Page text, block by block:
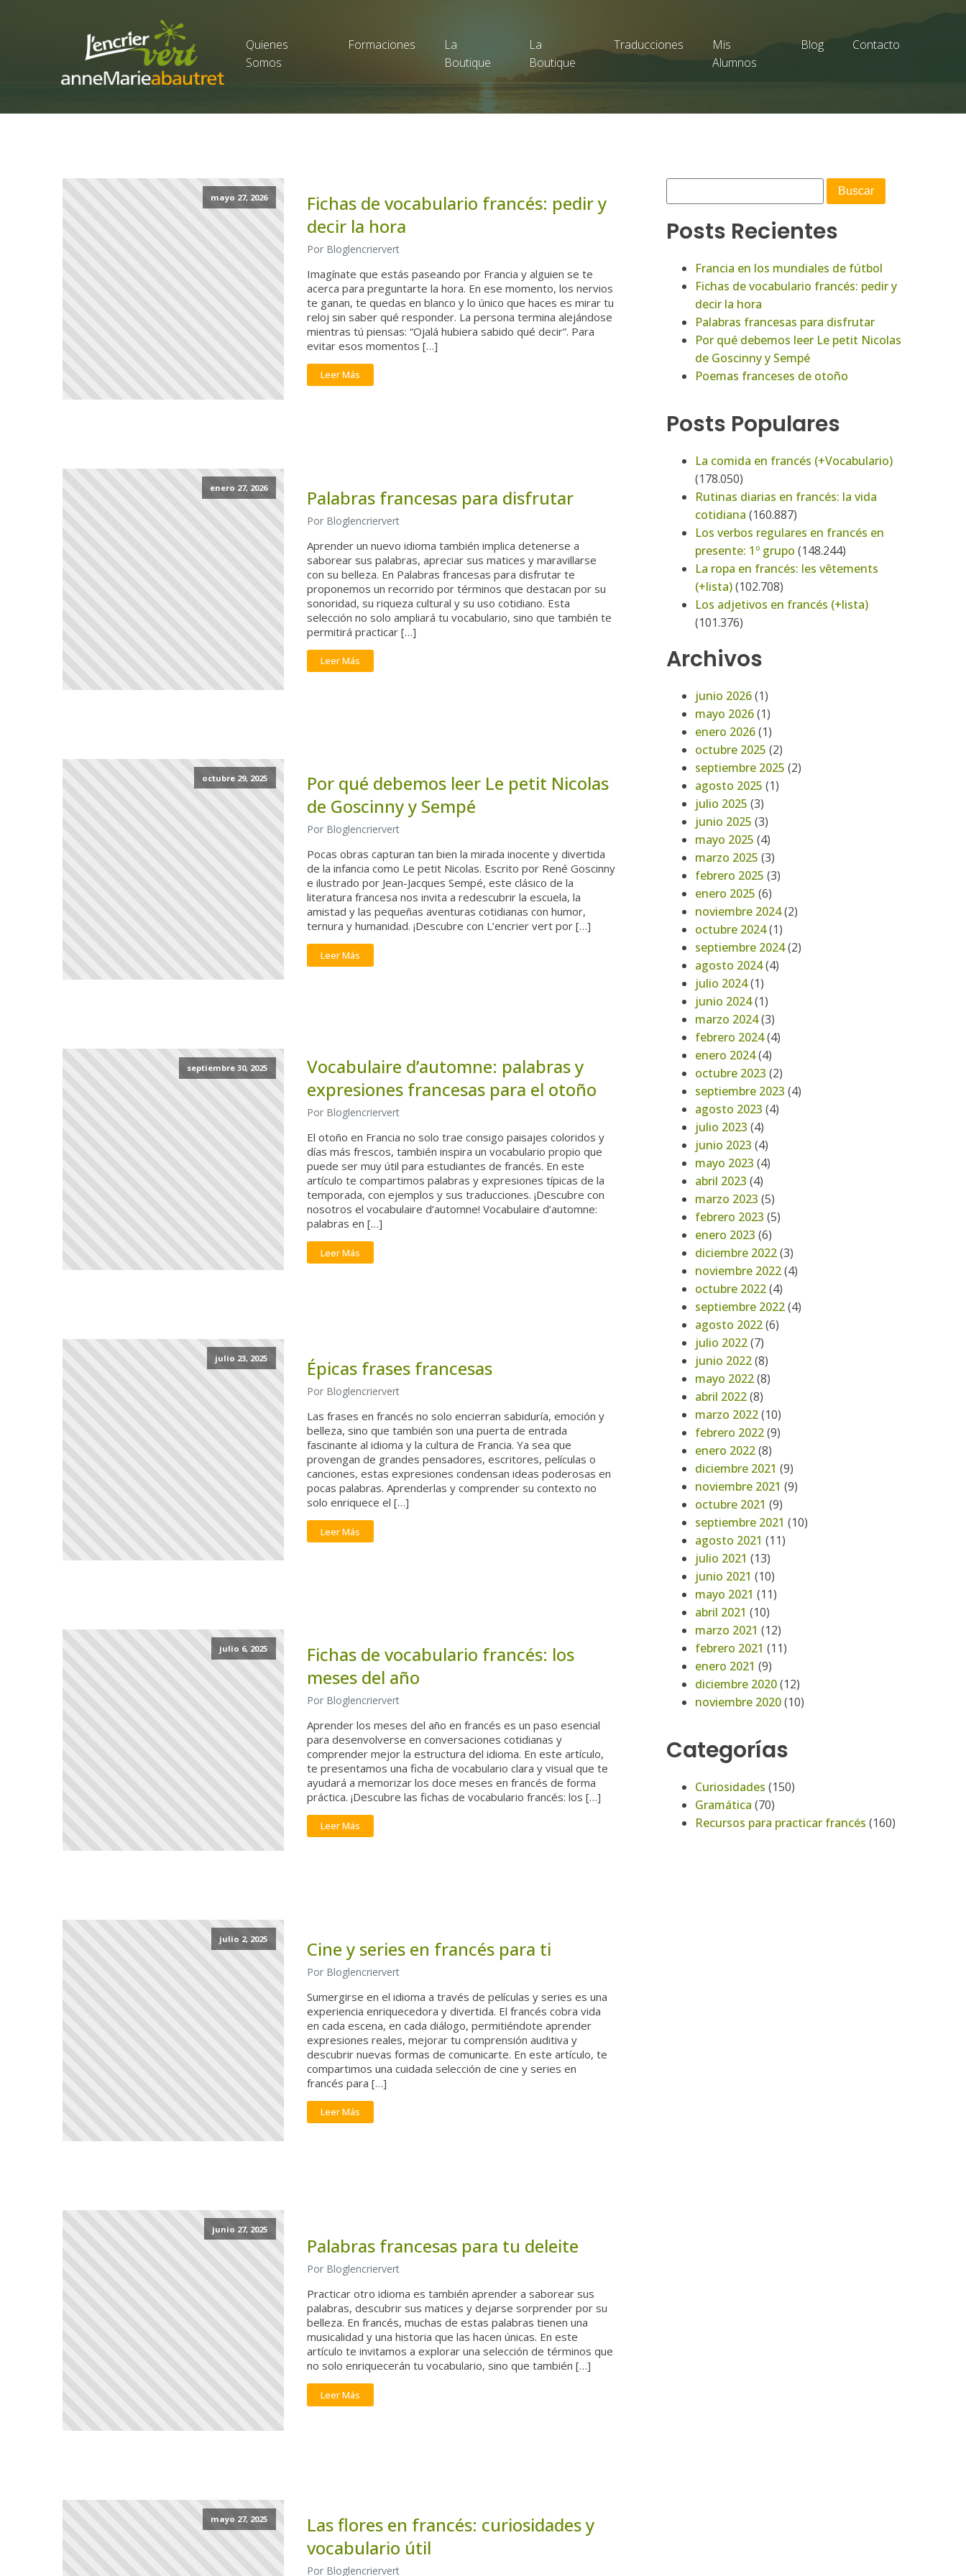
Quienes
Somos
Formaciones
La
Boutique
La
Boutique
Traducciones
Mis
Alumnos
Blog Contacto
mayo 27, 2026
Fichas de vocabulario francés: pedir y
decir la hora
Por Bloglencriervert
Imagínate que estás paseando por Francia y alguien se te
acerca para preguntarte la hora. En ese momento, los nervios
te ganan, te quedas en blanco y lo único que haces es mirar tu
reloj sin saber qué responder. La persona termina alejándose
mientras tú piensas: “Ojalá hubiera sabido qué decir”. Para
evitar esos momentos […]
Leer Más
enero 27, 2026 Palabras francesas para disfrutar
Por Bloglencriervert
Aprender un nuevo idioma también implica detenerse a
saborear sus palabras, apreciar sus matices y maravillarse
con su belleza. En Palabras francesas para disfrutar te
proponemos un recorrido por términos que destacan por su
sonoridad, su riqueza cultural y su uso cotidiano. Esta
selección no solo ampliará tu vocabulario, sino que también te
permitirá practicar […]
Leer Más
octubre 29, 2025
Por qué debemos leer Le petit Nicolas
de Goscinny y Sempé
Por Bloglencriervert
Pocas obras capturan tan bien la mirada inocente y divertida
de la infancia como Le petit Nicolas. Escrito por René Goscinny
e ilustrado por Jean-Jacques Sempé, este clásico de la
literatura francesa nos invita a redescubrir la escuela, la
amistad y las pequeñas aventuras cotidianas con humor,
ternura y humanidad. ¡Descubre con L’encrier vert por […]
Leer Más
septiembre 30, 2025
Vocabulaire d’automne: palabras y
expresiones francesas para el otoño
Por Bloglencriervert
El otoño en Francia no solo trae consigo paisajes coloridos y
días más frescos, también inspira un vocabulario propio que
puede ser muy útil para estudiantes de francés. En este
artículo te compartimos palabras y expresiones típicas de la
temporada, con ejemplos y sus traducciones. ¡Descubre con
nosotros el vocabulaire d’automne! Vocabulaire d’automne:
palabras en […]
Leer Más
julio 23, 2025 Épicas frases francesas
Por Bloglencriervert
Las frases en francés no solo encierran sabiduría, emoción y
belleza, sino que también son una puerta de entrada
fascinante al idioma y la cultura de Francia. Ya sea que
provengan de grandes pensadores, escritores, películas o
canciones, estas expresiones condensan ideas poderosas en
pocas palabras. Aprenderlas y comprender su contexto no
solo enriquece el […]
Leer Más
julio 6, 2025
Fichas de vocabulario francés: los
meses del año
Por Bloglencriervert
Aprender los meses del año en francés es un paso esencial
para desenvolverse en conversaciones cotidianas y
comprender mejor la estructura del idioma. En este artículo,
te presentamos una ficha de vocabulario clara y visual que te
ayudará a memorizar los doce meses en francés de forma
práctica. ¡Descubre las fichas de vocabulario francés: los […]
Leer Más
julio 2, 2025 Cine y series en francés para ti
Por Bloglencriervert
Sumergirse en el idioma a través de películas y series es una
experiencia enriquecedora y divertida. El francés cobra vida
en cada escena, en cada diálogo, permitiéndote aprender
expresiones reales, mejorar tu comprensión auditiva y
descubrir nuevas formas de comunicarte. En este artículo, te
compartimos una cuidada selección de cine y series en
francés para […]
Leer Más
junio 27, 2025
Palabras francesas para tu deleite
Por Bloglencriervert
Practicar otro idioma es también aprender a saborear sus
palabras, descubrir sus matices y dejarse sorprender por su
belleza. En francés, muchas de estas palabras tienen una
musicalidad y una historia que las hacen únicas. En este
artículo te invitamos a explorar una selección de términos que
no solo enriquecerán tu vocabulario, sino que también […]
Leer Más
mayo 27, 2025
Las flores en francés: curiosidades y
vocabulario útil
Por Bloglencriervert
Posts Recientes
Francia en los mundiales de fútbol
Fichas de vocabulario francés: pedir y
decir la hora
Palabras francesas para disfrutar
Por qué debemos leer Le petit Nicolas
de Goscinny y Sempé
Poemas franceses de otoño
Posts Populares
La comida en francés (+Vocabulario)
(178.050)
Rutinas diarias en francés: la vida
cotidiana (160.887)
Los verbos regulares en francés en
presente: 1º grupo (148.244)
La ropa en francés: les vêtements
(+lista)(102.708)
Los adjetivos en francés (+lista)
(101.376)
Archivos
junio 2026(1)
mayo 2026(1)
enero 2026(1)
octubre 2025 (2)
septiembre 2025 (2)
agosto 2025 (1)
julio 2025 (3)
junio 2025 (3)
mayo 2025 (4)
marzo 2025 (3)
febrero 2025 (3)
enero 2025 (6)
noviembre 2024(2)
octubre 2024(1)
septiembre 2024(2)
agosto 2024(4)
julio 2024(1)
junio 2024(1)
marzo 2024(3)
febrero 2024(4)
enero 2024(4)
octubre 2023 (2)
septiembre 2023 (4)
agosto 2023 (4)
julio 2023 (4)
junio 2023 (4)
mayo 2023 (4)
abril 2023 (4)
marzo 2023 (5)
febrero 2023 (5)
enero 2023 (6)
diciembre 2022(3)
noviembre 2022(4)
octubre 2022(4)
septiembre 2022(4)
agosto 2022(6)
julio 2022(7)
junio 2022(8)
mayo 2022(8)
abril 2022(8)
marzo 2022(10)
febrero 2022(9)
enero 2022(8)
diciembre 2021 (9)
noviembre 2021 (9)
octubre 2021 (9)
septiembre 2021 (10)
agosto 2021 (11)
julio 2021 (13)
junio 2021 (10)
mayo 2021 (11)
abril 2021 (10)
marzo 2021 (12)
febrero 2021 (11)
enero 2021 (9)
diciembre 2020(12)
noviembre 2020(10)
Categorías
Curiosidades (150)
Gramática (70)
Recursos para practicar francés (160)